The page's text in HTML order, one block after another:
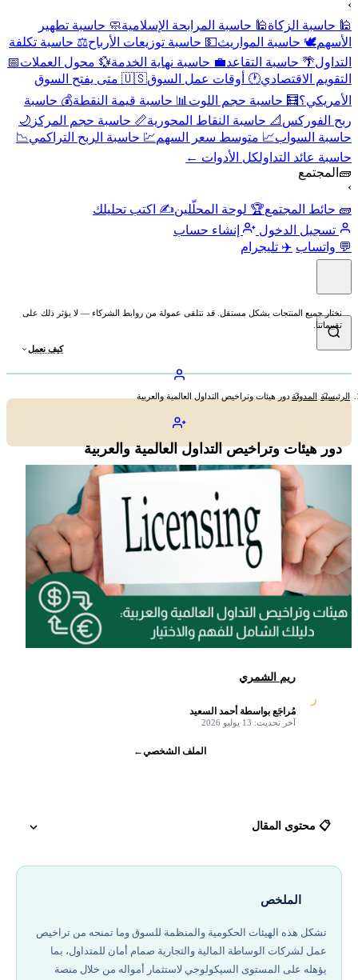
›
🕌 حاسبة الزكاة🕌 حاسبة المرابحة الإسلامية🧼 حاسبة تطهير
الأسهم🕊️ حاسبة المواريث💵 حاسبة توزيعات الأرباح⚖️ حاسبة تكلفة
التداول🌴 حاسبة التقاعد💼 حاسبة نهاية الخدمة💱 محول العملات📅
التقويم الاقتصادي🕐 أوقات عمل السوق
🇺🇸 متى يفتح السوق
الأمريكي؟🧮 حاسبة حجم اللوت 📊 حاسبة قيمة النقطة💰 حاسبة
ربح الفوركس 📐 حاسبة النقاط المحورية📏 حاسبة حجم المركز 🌙
حاسبة السواب📈 متوسط سعر السهم💹 حاسبة الربح التراكمي📉
حاسبة عائد التداولكل الأدوات ←
🧱 المجتمع
›
🧱 حائط المجتمع🏆 لوحة المحلّلين✍️ اكتب تحليلك
تسجيل الدخول
إنشاء حساب
💬 واتساب ✈️ تليجرام
نختار جميع المنتجات بشكل مستقل. قد نتلقى عمولة من روابط الشركاء — لا يؤثر ذلك على
تقييماتنا.
كيف نعمل
الرئيسية المدونةدور هيئات وتراخيص التداول العالمية والعربية
دور هيئات وتراخيص التداول العالمية والعربية
ر
ريم الشمري
مُراجَع بواسطة أحمد السعيد
آخر تحديث: 13 يوليو 2026
الملف الشخصي←
📋 محتوى المقال
أفضل شركات تداول مرخصة في 2026
الملخص
تشكل هذه الهيئات الحكومية والمنظمة للسوق وما تمنحه من تراخيص
عمل لشركات الوساطة المالية والتجارية صمام أمان للمتداول، بما
يؤهله على المستوى السيكولوجي لاستثمار أمواله من خلال منصة